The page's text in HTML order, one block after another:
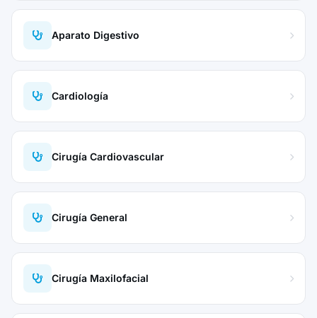
Aparato Digestivo
Cardiología
Cirugía Cardiovascular
Cirugía General
Cirugía Maxilofacial